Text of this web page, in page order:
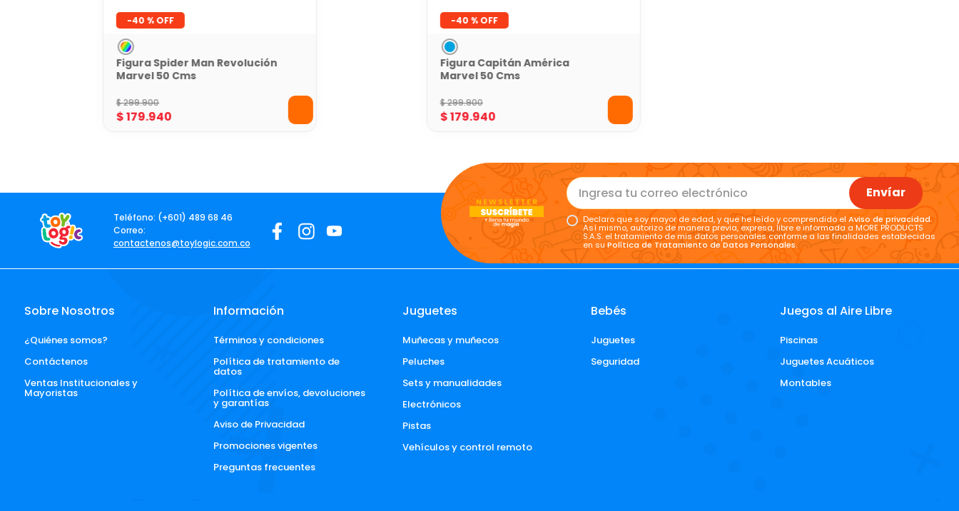
-40 %
Figura Spider Man Revolución
Marvel 50 Cms
$299.900
$179.940
-40 %
Figura Capitán América
Marvel 50 Cms
$299.900
$179.940
Teléfono: (+601) 489 68 46
Correo:
contactenos@toylogic.com.co
Envíar
Declaro que soy mayor de edad, y que he leído y comprendido elAviso de privacidad.
Así mismo, autorizo de manera previa, expresa, libre e informada a MORE PRODUCTS
S.A.S. el tratamiento de mis datos personales conforme a las finalidades establecidas
en suPolítica de Tratamiento de Datos Personales.
Sobre Nosotros
¿Quiénes somos?
Contáctenos
Ventas Institucionales y
Mayoristas
Información
Términos y condiciones
Política de tratamiento de
datos
Política de envíos, devoluciones
y garantías
Aviso de Privacidad
Promociones vigentes
Preguntas frecuentes
Juguetes
Muñecas y muñecos
Peluches
Sets y manualidades
Electrónicos
Pistas
Vehículos y control remoto
Bebés
Juguetes
Seguridad
Juegos al Aire Libre
Piscinas
Juguetes Acuáticos
Montables